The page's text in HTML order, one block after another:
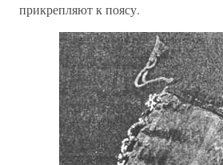
прикрепляют к поясу.